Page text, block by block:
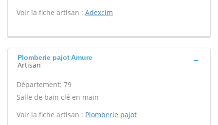
Voir la fiche artisan : Adexcim
Plomberie pajot Amure
Artisan
Département: 79
Salle de bain clé en main -
Voir la fiche artisan : Plomberie pajot